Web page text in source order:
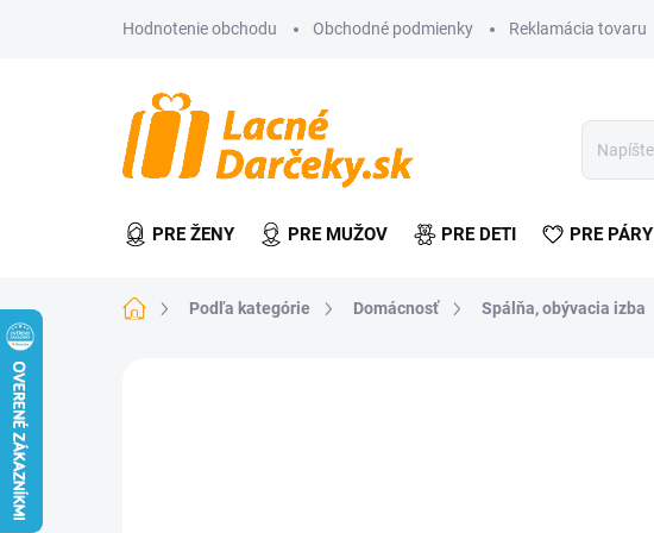
Hodnotenie obchodu Obchodné podmienky Reklamácia tovaru
PRE ŽENY PRE MUŽOV PRE DETI PRE PÁRY
DomovPodľa kategórie Domácnosť Spálňa, obývacia izba